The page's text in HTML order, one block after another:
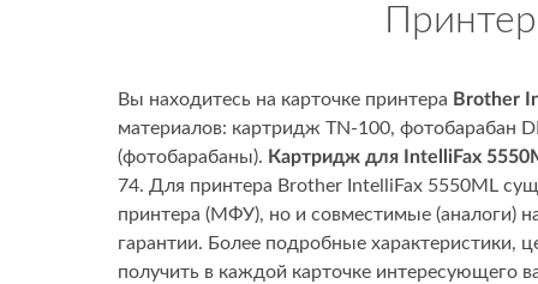
Вы находитесь на карточке принтера Brother
материалов: картридж TN-100, фотобарабан
(фотобарабаны). Картридж для IntelliFax
74. Для принтера Brother IntelliFax 5550ML
принтера (МФУ), но и совместимые (аналоги)
гарантии. Более подробные
получить в каждой карточке интересующего